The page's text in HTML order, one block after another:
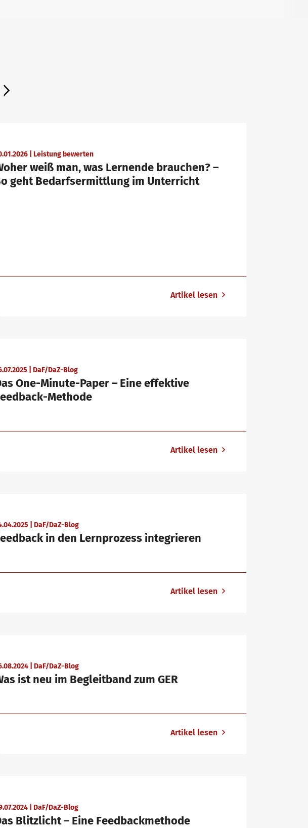
| Leistung bewerten
weiß man, was Lernende brauchen? –
geht Bedarfsermittlung im Unterricht
Artikel lesen
| DaF/DaZ-Blog
One-Minute-Paper – Eine effektive
Methode
Artikel lesen
| DaF/DaZ-Blog
in den Lernprozess integrieren
Artikel lesen
| DaF/DaZ-Blog
ist neu im Begleitband zum GER
Artikel lesen
| DaF/DaZ-Blog
Blitzlicht – Eine Feedbackmethode